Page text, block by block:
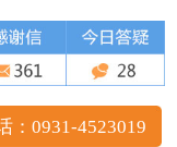
：0931-4523019